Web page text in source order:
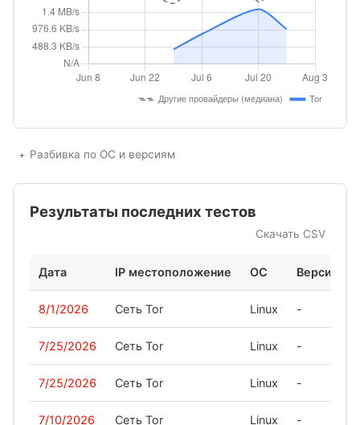
Разбивка по ОС и версиям
Результаты последних тестов
Скачать CSV
Дата IP местоположение ОС Версия
8/1/2026 Сеть Tor Linux -
7/25/2026 Сеть Tor Linux -
7/25/2026 Сеть Tor Linux -
7/10/2026 Сеть Tor Linux -